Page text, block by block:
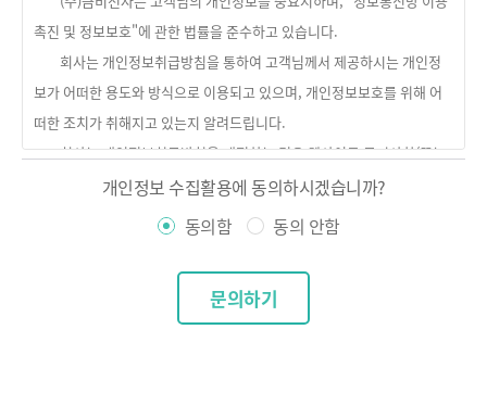
개인정보 수집활용에 동의하시겠습니까?
동의함
동의 안함
문의하기